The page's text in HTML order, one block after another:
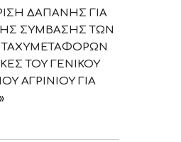
ΔΑΠΑΝΗΣ ΓΙΑ
ΣΥΜΒΑΣΗΣ ΤΩΝ
ΤΟΥ ΓΕΝΙΚΟΥ
ΑΓΡΙΝΙΟΥ ΓΙΑ